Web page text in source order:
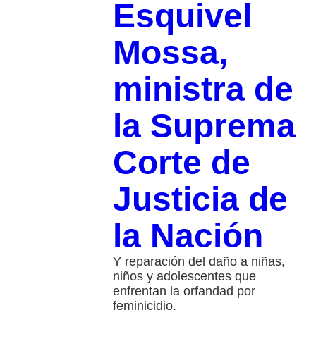
Esquivel
Mossa,
ministra de
la Suprema
Corte de
Justicia de
la Nación
Y reparación del daño a niñas,
niños y adolescentes que
enfrentan la orfandad por
feminicidio.